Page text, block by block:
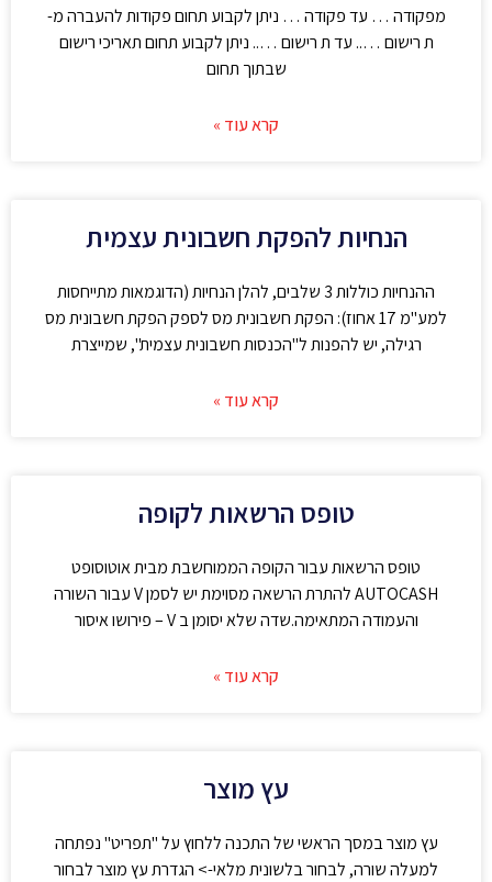
מפקודה … עד פקודה … ניתן לקבוע תחום פקודות להעברה מ-
ת רישום ….. עד ת רישום ….. ניתן לקבוע תחום תאריכי רישום
שבתוך תחום
קרא עוד »
הנחיות להפקת חשבונית עצמית
ההנחיות כוללות 3 שלבים, להלן הנחיות (הדוגמאות מתייחסות
למע"מ 17 אחוז): הפקת חשבונית מס לספק הפקת חשבונית מס
רגילה, יש להפנות ל"הכנסות חשבונית עצמית", שמייצרת
קרא עוד »
טופס הרשאות לקופה
טופס הרשאות עבור הקופה הממוחשבת מבית אוטוסופט
AUTOCASH להתרת הרשאה מסוימת יש לסמן V עבור השורה
והעמודה המתאימה.שדה שלא יסומן ב V – פירושו איסור
קרא עוד »
עץ מוצר
עץ מוצר במסך הראשי של התכנה ללחוץ על "תפריט" נפתחה
למעלה שורה, לבחור בלשונית מלאי-> הגדרת עץ מוצר לבחור